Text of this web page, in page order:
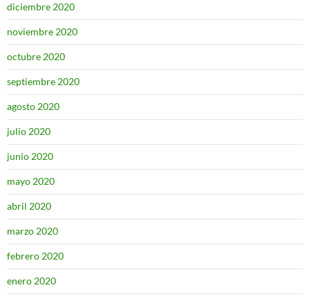
diciembre 2020
noviembre 2020
octubre 2020
septiembre 2020
agosto 2020
julio 2020
junio 2020
mayo 2020
abril 2020
marzo 2020
febrero 2020
enero 2020